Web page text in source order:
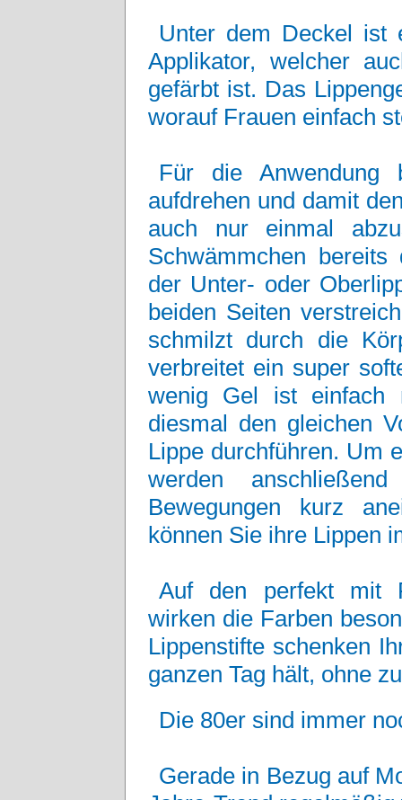
Unter dem Deckel ist
Applikator, welcher
gefärbt ist. Das
worauf Frauen einfach
Für die Anwendung
aufdrehen und damit
auch nur einmal
Schwämmchen
der Unter- oder
beiden Seiten
schmilzt durch die
verbreitet ein super
wenig Gel ist einfach
diesmal den gleichen
Lippe durchführen. Um
werden
Bewegungen kurz
können Sie ihre Lippen
Auf den perfekt mit
wirken die Farben
Lippenstifte schenken
ganzen Tag hält, ohne
Die 80er sind immer
Gerade in Bezug auf